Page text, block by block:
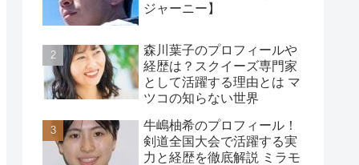
ジャーニー】
森川葉子のプロフィールや
経歴は？スクイーズ専門家
として活躍する理由とは マ
ツコの知らない世界
牛嶋柚希のプロフィール！
剣道全国大会で活躍する実
力と経歴を徹底解説 ミラモ